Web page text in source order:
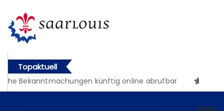
Topaktuell
Bekanntmachungen künftig online abrufbar